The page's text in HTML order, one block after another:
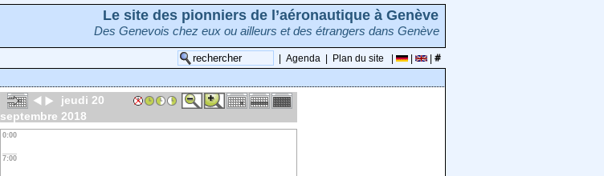
Le site des pionniers de l’aéronautique à Genève
Des Genevois chez eux ou ailleurs et des étrangers dans Genève
Agenda Plan du site
jeudi 20
septembre 2018
0:00
7:00